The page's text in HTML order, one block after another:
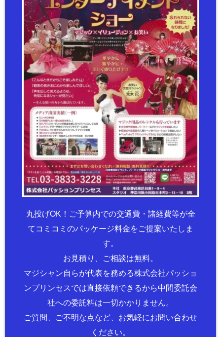
丸投げOK！ご予算内での交通費・諸経費等が全
てコミコミのパッケージ料金をご提案いたしま
す。
お見積り、ご相談は無料。
マジシャン自らが代表を務める株式会社パッショ
ンプリンセスでは直接依頼できるから中間委託会
社への委託料は一切かかりません。
ご質問、ご不明な点など、お気軽にお問い合わせ
ください。